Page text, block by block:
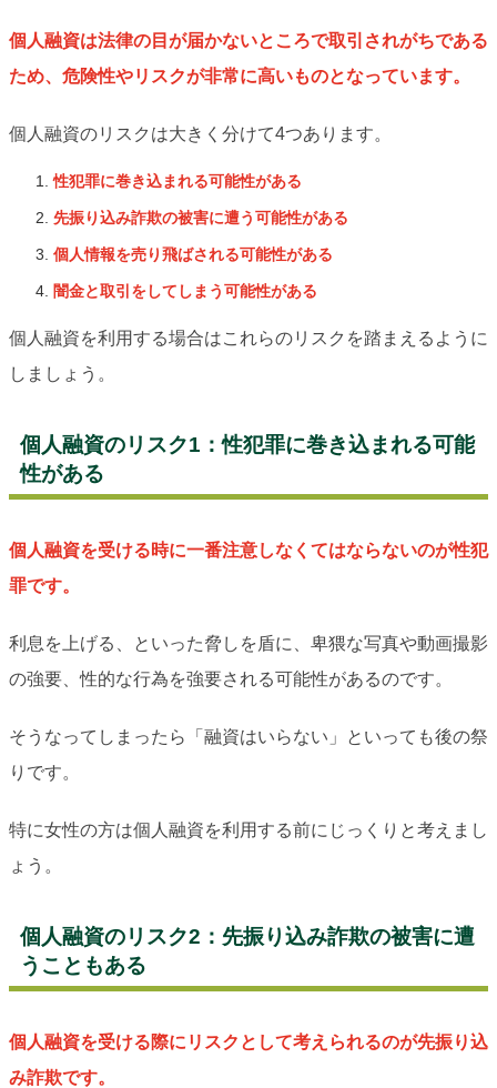
個人融資は法律の目が届かないところで取引されがちである
ため、危険性やリスクが非常に高いものとなっています。
個人融資のリスクは大きく分けて4つあります。
性犯罪に巻き込まれる可能性がある
先振り込み詐欺の被害に遭う可能性がある
個人情報を売り飛ばされる可能性がある
闇金と取引をしてしまう可能性がある
個人融資を利用する場合はこれらのリスクを踏まえるように
しましょう。
個人融資のリスク1：性犯罪に巻き込まれる可能
性がある
個人融資を受ける時に一番注意しなくてはならないのが性犯
罪です。
利息を上げる、といった脅しを盾に、卑猥な写真や動画撮影
の強要、性的な行為を強要される可能性があるのです。
そうなってしまったら「融資はいらない」といっても後の祭
りです。
特に女性の方は個人融資を利用する前にじっくりと考えまし
ょう。
個人融資のリスク2：先振り込み詐欺の被害に遭
うこともある
個人融資を受ける際にリスクとして考えられるのが先振り込
み詐欺です。